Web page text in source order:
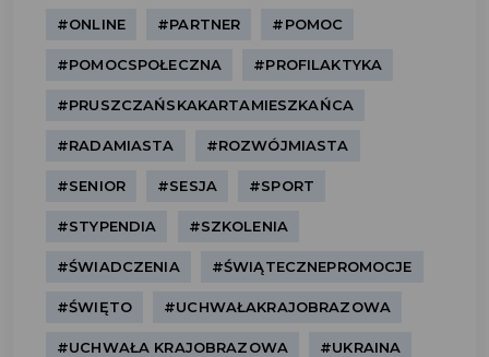
#ONLINE #PARTNER #POMOC
#POMOCSPOŁECZNA #PROFILAKTYKA
#PRUSZCZAŃSKAKARTAMIESZKAŃCA
#RADAMIASTA #ROZWÓJMIASTA
#SENIOR #SESJA #SPORT
#STYPENDIA #SZKOLENIA
#ŚWIADCZENIA #ŚWIĄTECZNEPROMOCJE
#ŚWIĘTO #UCHWAŁAKRAJOBRAZOWA
#UCHWAŁA KRAJOBRAZOWA #UKRAINA